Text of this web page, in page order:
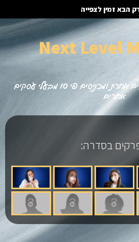
הבא זמין לצפייה
Next Level
איך אנשים רגילים חושבים אחרת ומכניסים פי 10 מבעלי עסקים
אחרים
בסדרה: